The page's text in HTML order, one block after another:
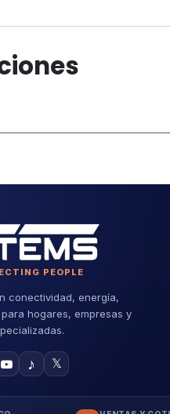
PEOPLE
conectividad, energía,
hogares, empresas y
♪ 𝕏